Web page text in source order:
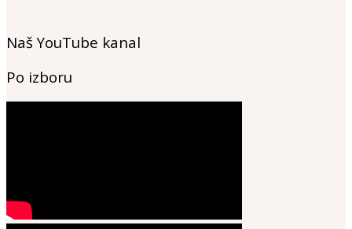
Naš YouTube kanal
Po izboru